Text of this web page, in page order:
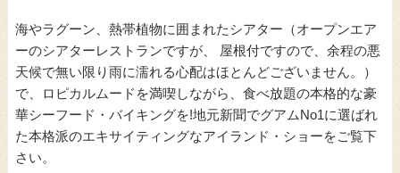
海やラグーン、熱帯植物に囲まれたシアター（オープンエア
ーのシアターレストランですが、 屋根付ですので、余程の悪
天候で無い限り雨に濡れる心配はほとんどございません。）
で、ロピカルムードを満喫しながら、食べ放題の本格的な豪
華シーフード・バイキングを!地元新聞でグアムNo1に選ばれ
た本格派のエキサイティングなアイランド・ショーをご覧下
さい。